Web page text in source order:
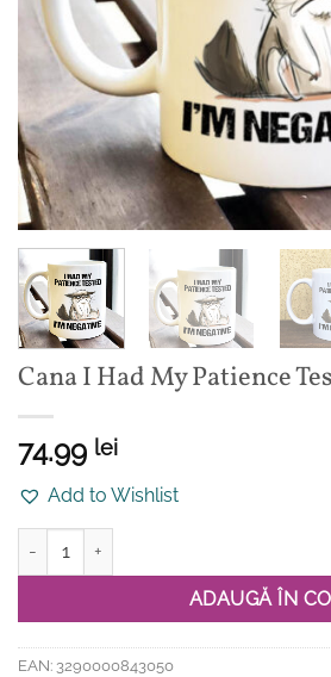
Cana I Had My Patience
74.99 lei
Add to Wishlist
ADAUGĂ ÎN
EAN: 3290000843050